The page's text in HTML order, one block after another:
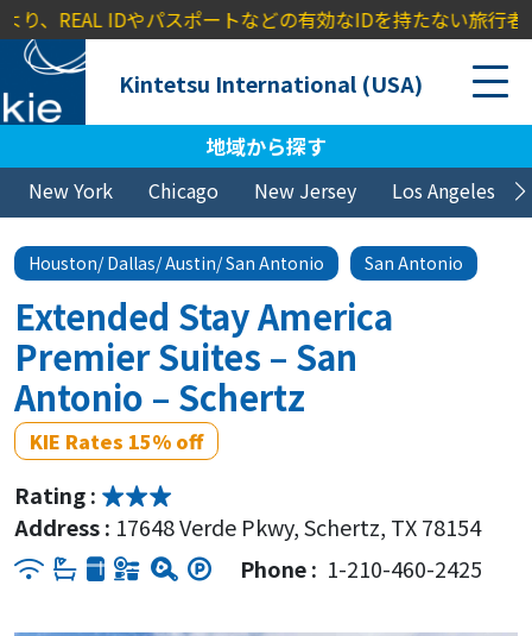
IDやパスポートなどの有効なIDを持たない旅行者に対し
Kintetsu International (USA)
地域から探す
New York Chicago New Jersey Los Angeles
Houston/ Dallas/ Austin/ San Antonio San Antonio
Extended Stay America
Premier Suites – San
Antonio – Schertz
KIE Rates 15% off
Rating :
Address : 17648 Verde Pkwy, Schertz, TX 78154
Phone : 1-210-460-2425